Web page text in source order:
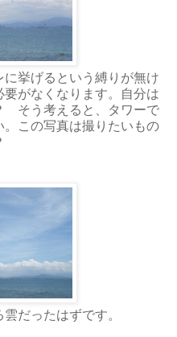
挙げるという縛りが無け
がなくなります。自分は
そう考えると、タワーで
この写真は撮りたいもの
だったはずです。